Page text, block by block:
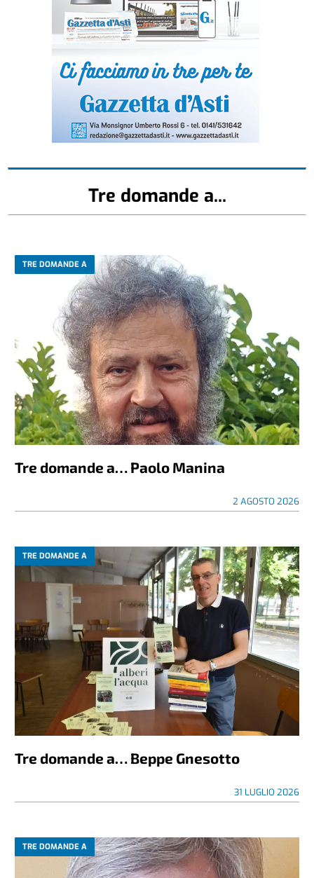
Tre domande a...
TRE DOMANDE A
Tre domande a… Paolo Manina
2 AGOSTO 2026
TRE DOMANDE A
Tre domande a… Beppe Gnesotto
31 LUGLIO 2026
TRE DOMANDE A